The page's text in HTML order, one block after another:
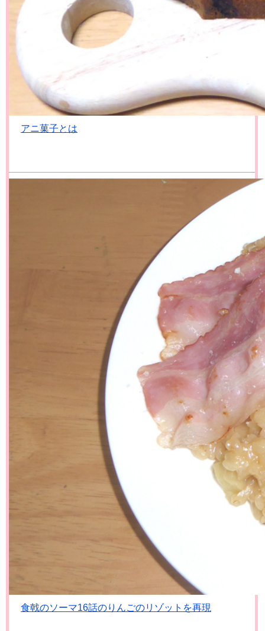
アニ菓子とは
食戟のソーマ16話のりんごのリゾットを再現